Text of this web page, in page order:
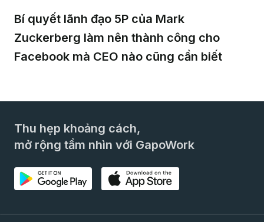
Bí quyết lãnh đạo 5P của Mark
Zuckerberg làm nên thành công cho
Facebook mà CEO nào cũng cần biết
Thu hẹp khoảng cách,
mở rộng tầm nhìn với GapoWork